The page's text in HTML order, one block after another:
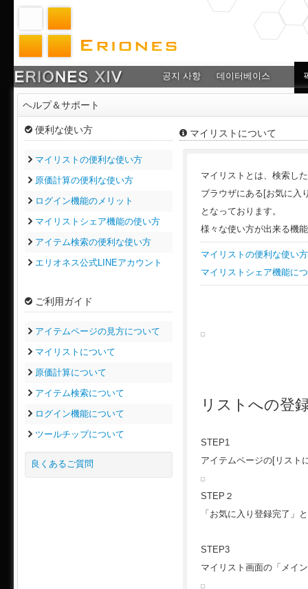
공지 사항 데이터베이스
ヘルプ＆サポート
便利な使い方
マイリストの便利な使い方
原価計算の便利な使い方
ログイン機能のメリット
マイリストシェア機能の使い方
アイテム検索の便利な使い方
エリオネス公式LINEアカウント
ご利用ガイド
アイテムページの見方について
マイリストについて
原価計算について
アイテム検索について
ログイン機能について
ツールチップについて
良くあるご質問
マイリストについて
マイリストとは、検索し
ブラウザにある[お気に入
となっております。
様々な使い方が出来る機
マイリストの便利な使い方
マイリストシェア機能に
リストへの登
STEP1
アイテムページの[リスト
STEP２
「お気に入り登録完了」
STEP3
マイリスト画面の「メイ